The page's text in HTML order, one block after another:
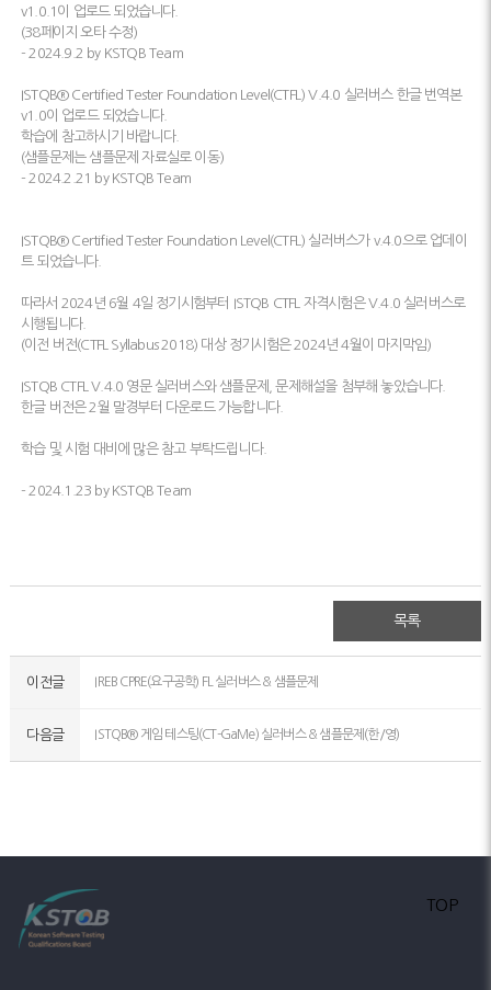
v1.0.1이 업로드 되었습니다.
(38페이지 오타 수정)
- 2024.9.2 by KSTQB Team
ISTQB® Certified Tester Foundation Level(CTFL) V.4.0 실러버스 한글 번역본
v1.0이 업로드 되었습니다.
학습에 참고하시기 바랍니다.
(샘플문제는 샘플문제 자료실로 이동)
- 2024.2.21 by KSTQB Team
ISTQB® Certified Tester Foundation Level(CTFL) 실러버스가 v.4.0으로 업데이
트 되었습니다.
따라서 2024년 6월 4일 정기시험부터 ISTQB CTFL 자격시험은 V.4.0 실러버스로
시행됩니다.
(이전 버전(CTFL Syllabus 2018) 대상 정기시험은 2024년 4월이 마지막임)
ISTQB CTFL V.4.0 영문 실러버스와 샘플문제, 문제해설을 첨부해 놓았습니다.
한글 버전은 2월 말경부터 다운로드 가능합니다.
학습 및 시험 대비에 많은 참고 부탁드립니다.
- 2024.1.23 by KSTQB Team
목록
이전글 IREB CPRE(요구공학) FL 실러버스 & 샘플문제
다음글 ISTQB® 게임 테스팅(CT-GaMe) 실러버스 & 샘플문제(한/영)
TOP